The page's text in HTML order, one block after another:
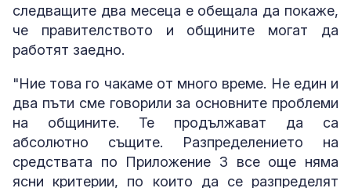
следващите два месеца е обещала да покаже,
че правителството и общините могат да
работят заедно.
"Ние това го чакаме от много време. Не един и
два пъти сме говорили за основните проблеми
на общините. Те продължават да са
абсолютно същите. Разпределението на
средствата по Приложение 3 все още няма
ясни критерии, по които да се разпределят